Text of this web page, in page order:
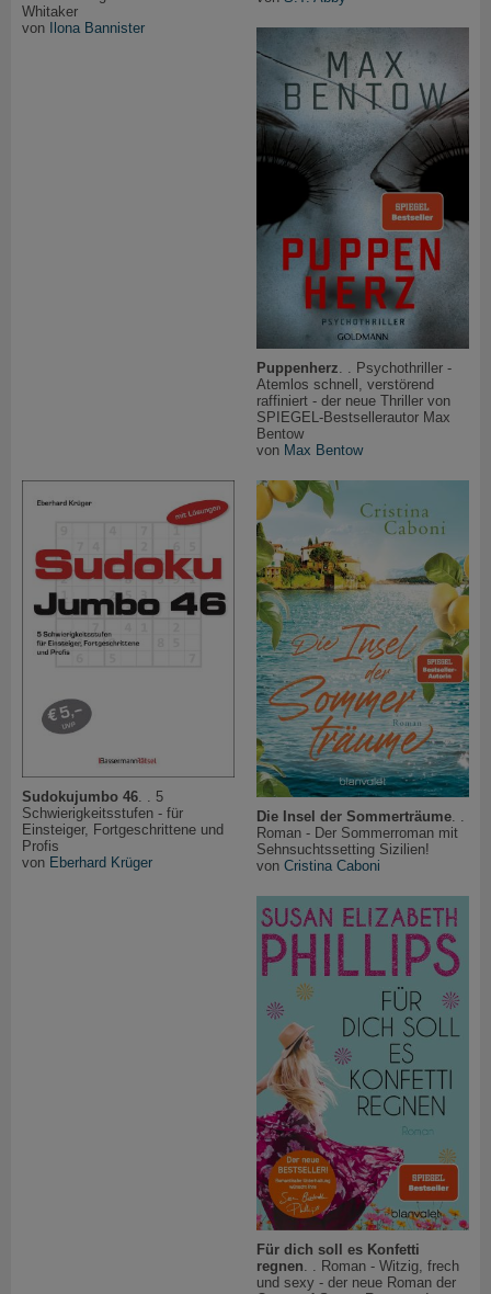
Whitaker
von
Ilona Bannister
Puppenherz . . Psychothriller -
Atemlos schnell, verstörend
raffiniert - der neue Thriller von
SPIEGEL-Bestsellerautor Max
Bentow
von Max Bentow
Sudokujumbo 46 . . 5
Schwierigkeitsstufen - für
Einsteiger, Fortgeschrittene und
Profis
von Eberhard Krüger
Die Insel der Sommerträume. .
Roman - Der Sommerroman mit
Sehnsuchtssetting Sizilien!
von Cristina Caboni
Für dich soll es Konfetti
regnen . . Roman - Witzig, frech
und sexy - der neue Roman der